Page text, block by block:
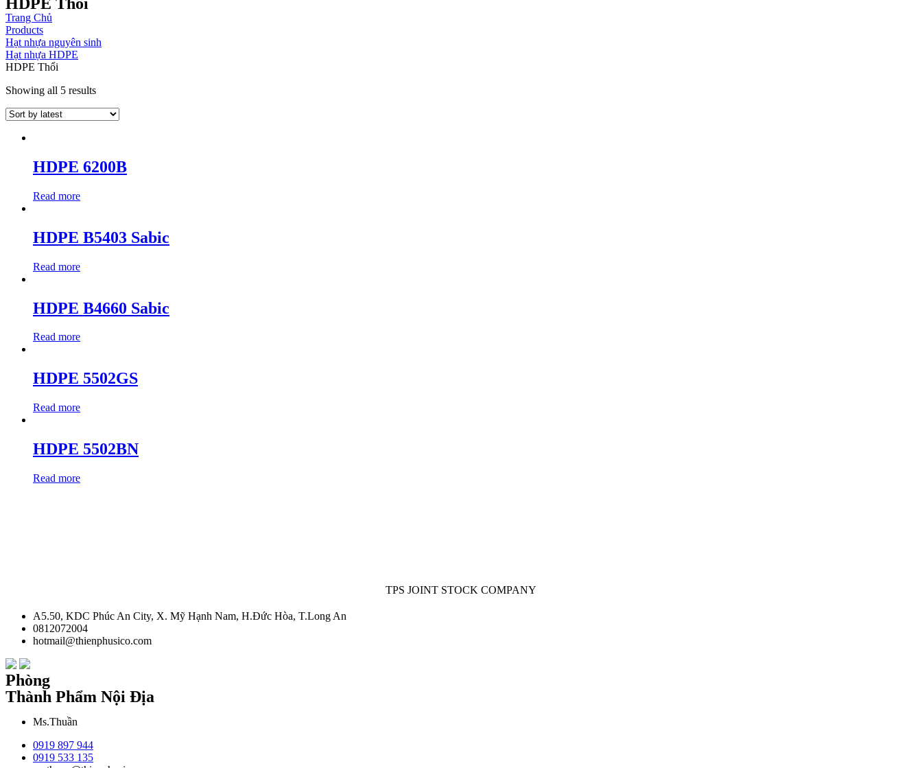
Trang Chủ
Products
Hạt nhựa nguyên sinh
Hạt nhựa HDPE
HDPE Thổi
Showing all 5 results
HDPE 6200B
Read more
HDPE B5403 Sabic
Read more
HDPE B4660 Sabic
Read more
HDPE 5502GS
Read more
HDPE 5502BN
Read more
TPS JOINT STOCK COMPANY
A5.50, KDC Phúc An City, X. Mỹ Hạnh Nam, H.Đức Hòa, T.Long An
0812072004
hotmail@thienphusico.com
Phòng
Thành Phẩm Nội Địa
Ms.Thuần
0919 897 944
0919 533 135